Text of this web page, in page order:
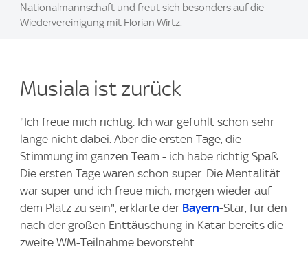
Nationalmannschaft und freut sich besonders auf die
Wiedervereinigung mit Florian Wirtz.
Musiala ist zurück
"Ich freue mich richtig. Ich war gefühlt schon sehr
lange nicht dabei. Aber die ersten Tage, die
Stimmung im ganzen Team - ich habe richtig Spaß.
Die ersten Tage waren schon super. Die Mentalität
war super und ich freue mich, morgen wieder auf
dem Platz zu sein", erklärte der Bayern-Star, für den
nach der großen Enttäuschung in Katar bereits die
zweite WM-Teilnahme bevorsteht.